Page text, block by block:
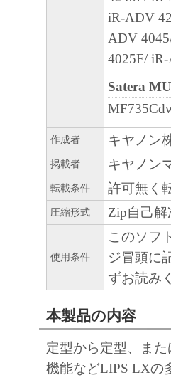
PERSONAL
NEGLIGENCE
ABOVE
[RELEASE OF
PERMITTED BY
RELEASE
AFFILIATES,
CANON'S
ARISING FROM
CONCERNING
This Agreement is
clicking the button
installing the
You may terminate
SOFTWARE
iR-ADV
ADV
4025F/
Satera
作成者 キヤノン
掲載者 キヤノン
転載条件 許可無く
圧縮形式 Zip自己解
使用条件
このソフ
ジ冒頭に
ずお読み
本製品の内容
定型から定型、ま
機能などLIPS LXの